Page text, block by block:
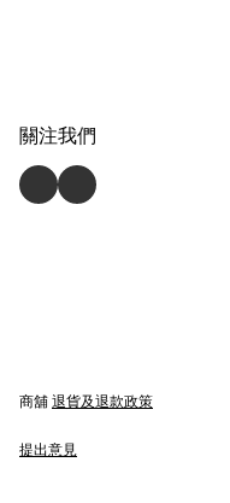
關注我們
商舖 退貨及退款政策
提出意見